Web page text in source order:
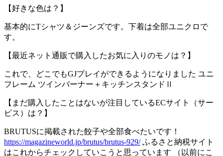
【好きな色は？】
基本的にTシャツ＆ジーンズです。下着は全部ユニクロで
す。
【最近ネット通販で購入したお気に入りのモノは？】
これで、どこでもGJプレイができるようになりました ユニ
フレーム ツインバーナー＋キッチンスタンドⅡ
【まだ購入したことはないが注目しているECサイト（サー
ビス）は？】
BRUTUSに掲載された餃子や全部食べたいです！
https://magazineworld.jp/brutus/brutus-929/ふるさと納税サイト
はこれからチェックしていこうと思っています （以前にこ